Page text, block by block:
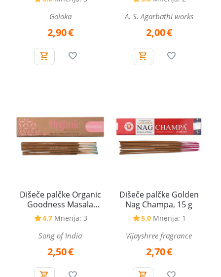
Goloka
2,90€
A. S. Agarbathi works
2,00€
Dišeče palčke Organic
Goodness Masala
Frankincense - Bosvelija,
15 g
4.7 Mnenja: 3
Song of India
2,50€
Dišeče palčke Golden
Nag Champa, 15 g
5.0 Mnenja: 1
Vijayshree fragrance
2,70€